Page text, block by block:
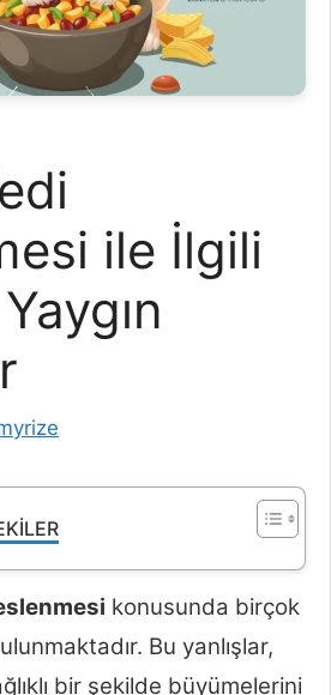
ile İlgili
konusunda birçok
Bu yanlışlar,
bir şekilde büyümelerini